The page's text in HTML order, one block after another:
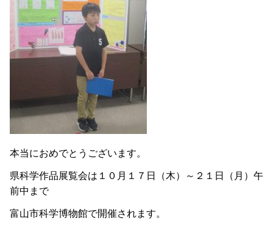
本当におめでとうございます。
県科学作品展覧会は１０月１７日（木）～２１日（月）午
前中まで
富山市科学博物館で開催されます。